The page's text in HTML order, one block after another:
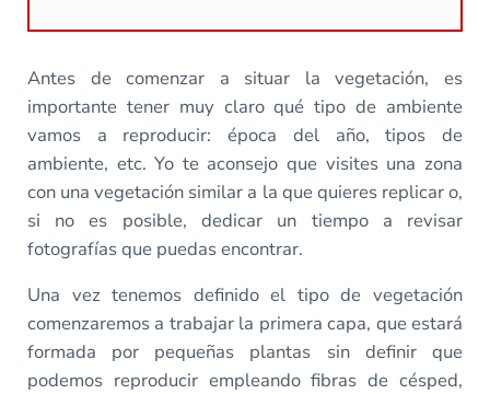
Antes de comenzar a situar la vegetación, es
importante tener muy claro qué tipo de ambiente
vamos a reproducir: época del año, tipos de
ambiente, etc. Yo te aconsejo que visites una zona
con una vegetación similar a la que quieres replicar o,
si no es posible, dedicar un tiempo a revisar
fotografías que puedas encontrar.
Una vez tenemos definido el tipo de vegetación
comenzaremos a trabajar la primera capa, que estará
formada por pequeñas plantas sin definir que
podemos reproducir empleando fibras de césped,